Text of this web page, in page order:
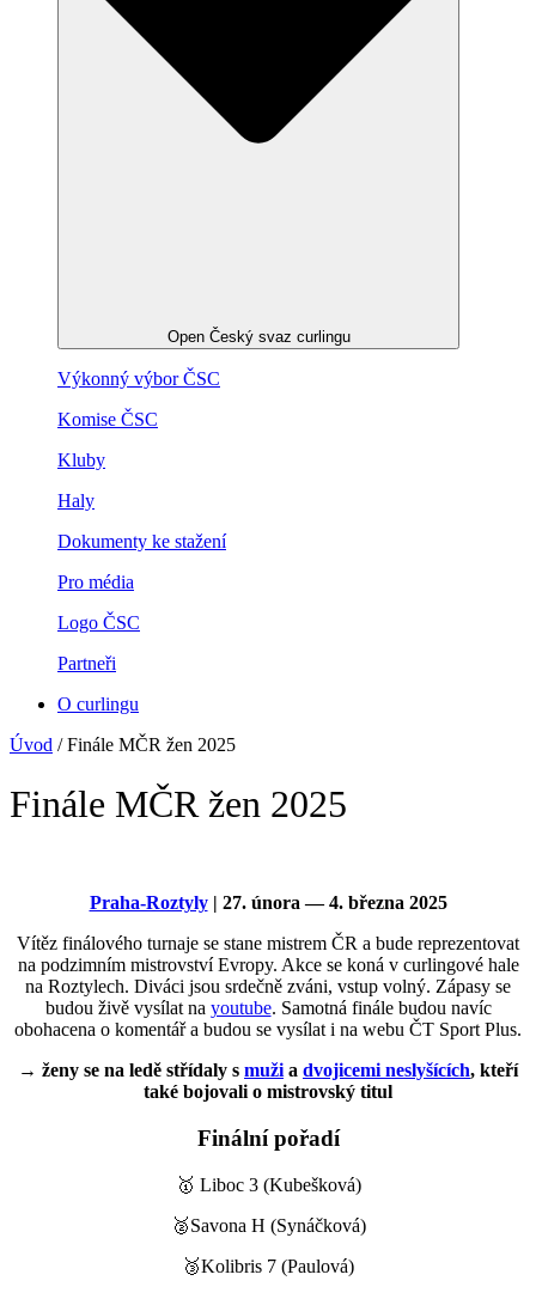
Open Český svaz curlingu
Výkonný výbor ČSC
Komise ČSC
Kluby
Haly
Dokumenty ke stažení
Pro média
Logo ČSC
Partneři
O curlingu
Úvod /Finále MČR žen 2025
Finále MČR žen 2025
Praha-Roztyly| 27. února — 4. března 2025
Vítěz finálového turnaje se stane mistrem ČR a bude reprezentovat
na podzimním mistrovství Evropy. Akce se koná v curlingové hale
na Roztylech. Diváci jsou srdečně zváni, vstup volný. Zápasy se
budou živě vysílat na youtube. Samotná finále budou navíc
obohacena o komentář a budou se vysílat i na webu ČT Sport Plus.
→ ženy se na ledě střídaly s muži a dvojicemi neslyšících, kteří
také bojovali o mistrovský titul
Finální pořadí
🥇 Liboc 3 (Kubešková)
🥈Savona H (Synáčková)
🥉Kolibris 7 (Paulová)